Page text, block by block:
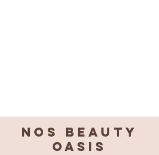
Nos BEAUTY
OASIS